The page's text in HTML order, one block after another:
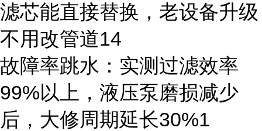
滤芯能直接替换，老设备升级
不用改管道14
故障率跳水：实测过滤效率
99%以上，液压泵磨损减少
后，大修周期延长30%1